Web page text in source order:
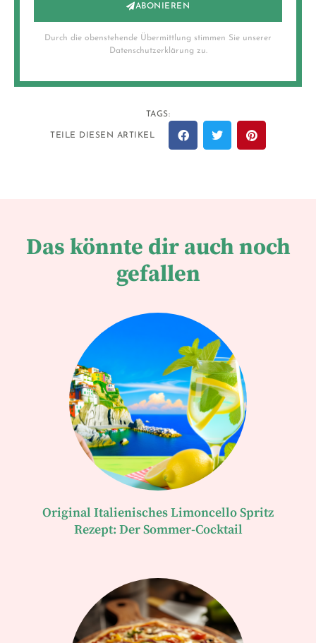
ABONIEREN
Durch die obenstehende Übermittlung stimmen Sie unserer
Datenschutzerklärung zu.
TAGS:
TEILE DIESEN ARTIKEL
Das könnte dir auch noch
gefallen
Original Italienisches Limoncello Spritz
Rezept: Der Sommer-Cocktail